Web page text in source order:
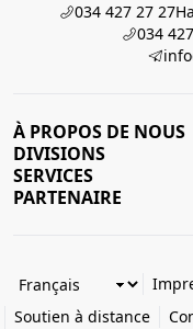
034 427 27 27
034
À PROPOS DE NOUS
DIVISIONS
SERVICES
PARTENAIRE
Soutien à distance